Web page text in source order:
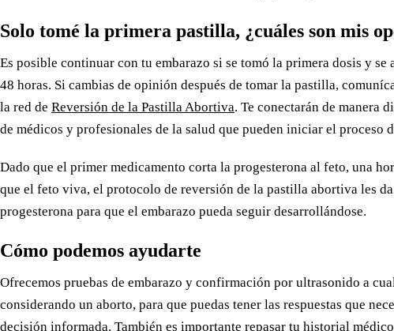
Solo tomé la primera pastilla, ¿cuáles son mis
Es posible continuar con tu embarazo si se tomó la primera dosis y se
48 horas. Si cambias de opinión después de tomar la pastilla,
la red de Reversión de la Pastilla Abortiva. Te conectarán de manera
de médicos y profesionales de la salud que pueden iniciar el proceso
Dado que el primer medicamento corta la progesterona al feto, una
que el feto viva, el protocolo de reversión de la pastilla abortiva les da
progesterona para que el embarazo pueda seguir desarrollándose.
Cómo podemos ayudarte
Ofrecemos pruebas de embarazo y confirmación por ultrasonido a
considerando un aborto, para que puedas tener las respuestas que
decisión informada. También es importante repasar tu historial